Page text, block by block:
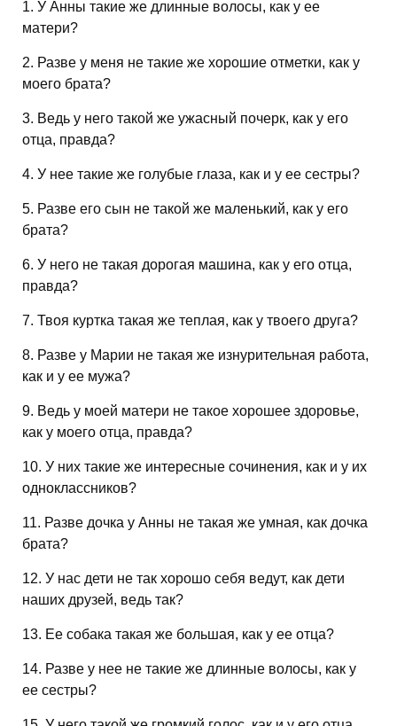
1. У Анны такие же длинные волосы, как у ее
матери?
2. Разве у меня не такие же хорошие отметки, как у
моего брата?
3. Ведь у него такой же ужасный почерк, как у его
отца, правда?
4. У нее такие же голубые глаза, как и у ее сестры?
5. Разве его сын не такой же маленький, как у его
брата?
6. У него не такая дорогая машина, как у его отца,
правда?
7. Твоя куртка такая же теплая, как у твоего друга?
8. Разве у Марии не такая же изнурительная работа,
как и у ее мужа?
9. Ведь у моей матери не такое хорошее здоровье,
как у моего отца, правда?
10. У них такие же интересные сочинения, как и у их
одноклассников?
11. Разве дочка у Анны не такая же умная, как дочка
брата?
12. У нас дети не так хорошо себя ведут, как дети
наших друзей, ведь так?
13. Ее собака такая же большая, как у ее отца?
14. Разве у нее не такие же длинные волосы, как у
ее сестры?